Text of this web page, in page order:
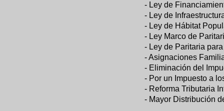
- Ley de
- Ley de
- Ley de Hábitat
- Ley Marco de
- Ley de Paritaria
- Asignaciones
- Eliminación del
- Por un Impuesto a
- Reforma Tributaria
- Mayor Distribución